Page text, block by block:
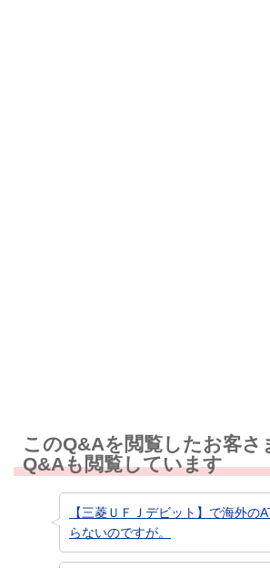
このQ&Aを閲覧したお客さ
Q&Aも閲覧しています
【三菱ＵＦＪデビット】で海外の
らないのですが。